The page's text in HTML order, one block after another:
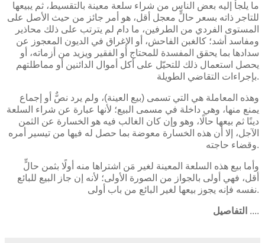
ما يلجأ إليه بعض الناس من شراء سلعة معينة بالتقسيط، ثم يبيعها
للتاجر ذاته بسعر حالٍّ معجل أقل، هو أمر جائز من حيث الأصل على
المستوى الفردي من الطرفين، ما دام لم يترتب على ذلك محاذير
ومفاسد أشد؛ كالغبن الفاحش، أو الإغراق في الديون المعجوز عن
سدادها بما يحقق المفسدة للمحتاج أو الفقير ويزيد من أزماته، أو
يحصل استعمال ذلك للتحيّل على أكل أموال الدائنين أو مماطلتهم
بإجراءات التقاضي الطويلة.
وهذه المعاملة هي التي تسمى (بيع العينة)، ولم يرد نصٌّ أو إجماع
يمنع منها، وهي داخلة في مسمى البيع؛ لأنها عبارة عن شراء السلعة
دينًا ثم بيعها حالًا، وهو وإن كان الغالب فيه هو الخسارة عن الثمن
الآجل، إلا أن هذه الخسارة معوضة بما حصل له فيها من تيسير أمره
وقضاء حاجته.
وأما بيع هذه السلعة المعينة لغير مَن اشتراها منه أولًا بثمن حالٍّ
أقل، فهي أولى بالجواز من الصورة الأولى؛ لأنه إن جاز البيع للبائع
نفسه فإنه يجوز بيعها لغير البائع من باب أولى.
....